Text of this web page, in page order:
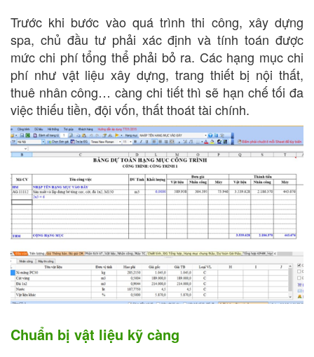
Trước khi bước vào quá trình thi công, xây dựng
spa, chủ đầu tư phải xác định và tính toán được
mức chi phí tổng thể phải bỏ ra. Các hạng mục chi
phí như vật liệu xây dựng, trang thiết bị nội thất,
thuê nhân công… càng chi tiết thì sẽ hạn chế tối đa
việc thiếu tiền, đội vốn, thất thoát tài chính.
Chuẩn bị vật liệu kỹ càng